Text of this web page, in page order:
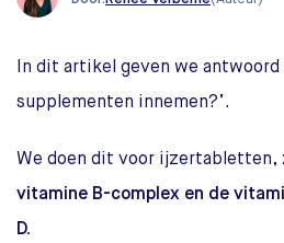
In dit artikel geven we antwoord
supplementen innemen?’.
We doen dit voor ijzertabletten,
vitamine B-complex en de
D.